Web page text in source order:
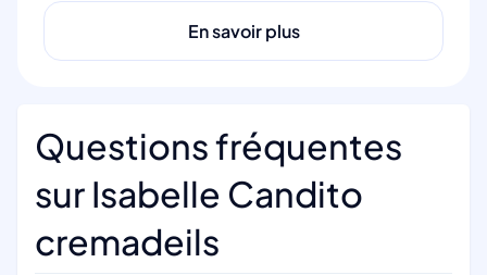
En savoir plus
Questions fréquentes
sur Isabelle Candito
cremadeils